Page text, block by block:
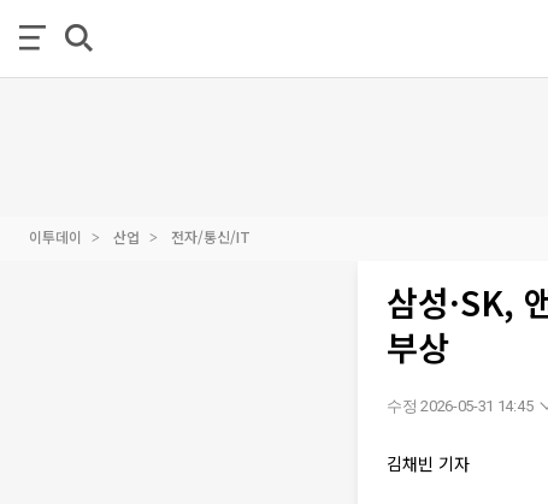
이투데이 산업 전자/통신/IT
삼성·SK,
부상
수정 2026-05-31 14:45
김채빈 기자